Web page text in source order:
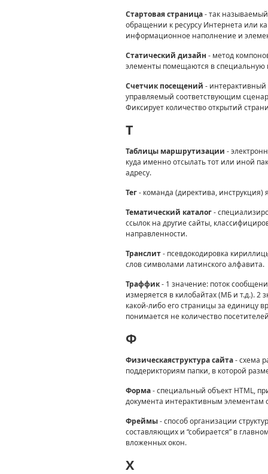
Стартовая страница- так
обращении к ресурсу Интернета или
информационное наполнение и
Статический дизайн - метод
элементы помещаются в
Счетчик посещений -
управляемый соответствующим
Фиксирует количество открытий
T
Таблицы маршрутизации -
куда именно отсылать тот или иной
адресу.
Тег- команда (директива, инструкция)
Тематический каталог-
ссылок на другие сайты,
направленности.
Транслит- псевдокодировка
слов символами латинского алфавита.
Траффик- 1 значение: поток
измеряется в килобайтах (МБ и т.д.). 2
какой-либо его страницы за единицу
понимается не количество
Ф
Физическаяструктура сайта- схема
поддерикториям папки, в которой
Форма- специальный объект HTML,
документа интерактивным элементам
Фреймы- способ организации
составляющих и “собирается” в
вложенных окон.
X